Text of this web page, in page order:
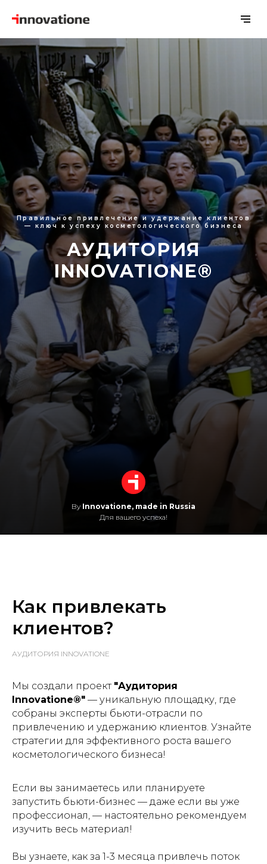
Правильное привлечение и удержание клиентов
— ключ к успеху косметологического бизнеса
АУДИТОРИЯ
INNOVATIONE®
By Innovatione, made in Russia
Для вашего успеха!
Как привлекать
клиентов?
АУДИТОРИЯ INNOVATIONE
Мы создали проект "Аудитория
Innovatione®" — уникальную площадку, где
собраны эксперты бьюти-отрасли по
привлечению и удержанию клиентов. Узнайте
стратегии для эффективного роста вашего
косметологического бизнеса!
Если вы занимаетесь или планируете
запустить бьюти-бизнес — даже если вы уже
профессионал, — настоятельно рекомендуем
изучить весь материал!
Вы узнаете, как за 1-3 месяца привлечь поток